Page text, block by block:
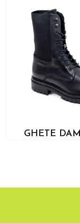
GHETE